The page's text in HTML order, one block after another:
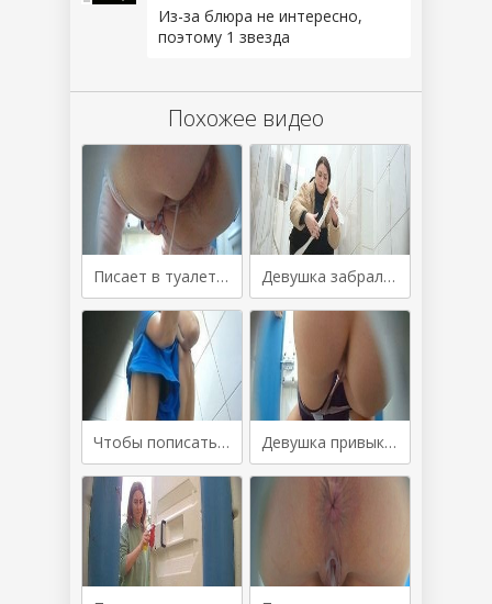
Из-за блюра не интересно,
поэтому 1 звезда
Похожее видео
Писает в туалете и крупно показывает голый вареник Девушка забралась на унитаз и писает
Чтобы пописать забралась на унитаз Девушка привыкла писать на корточках